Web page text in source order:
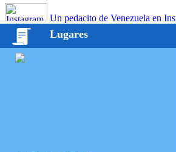
Un pedacito de Venezuela en
Lugares